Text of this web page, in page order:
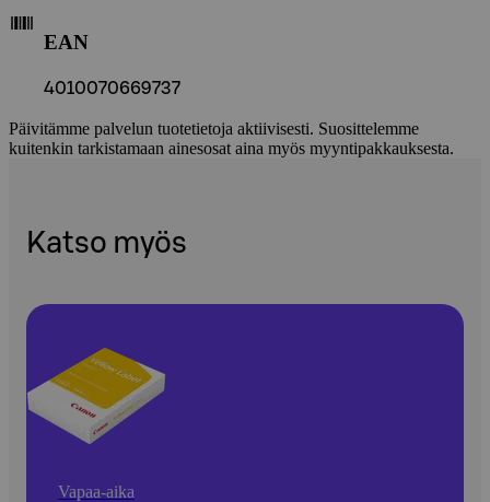
EAN
4010070669737
Päivitämme palvelun tuotetietoja aktiivisesti. Suosittelemme
kuitenkin tarkistamaan ainesosat aina myös myyntipakkauksesta.
Katso myös
Vapaa-aika